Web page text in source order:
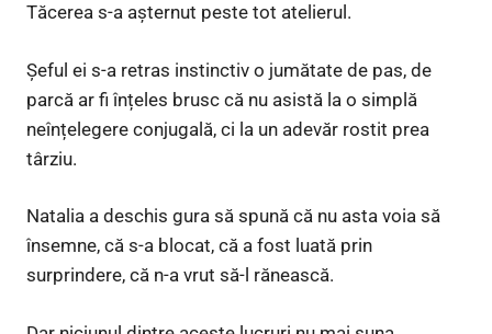
Tăcerea s-a așternut peste tot atelierul.
Șeful ei s-a retras instinctiv o jumătate de pas, de
parcă ar fi înțeles brusc că nu asistă la o simplă
neînțelegere conjugală, ci la un adevăr rostit prea
târziu.
Natalia a deschis gura să spună că nu asta voia să
însemne, că s-a blocat, că a fost luată prin
surprindere, că n-a vrut să-l rănească.